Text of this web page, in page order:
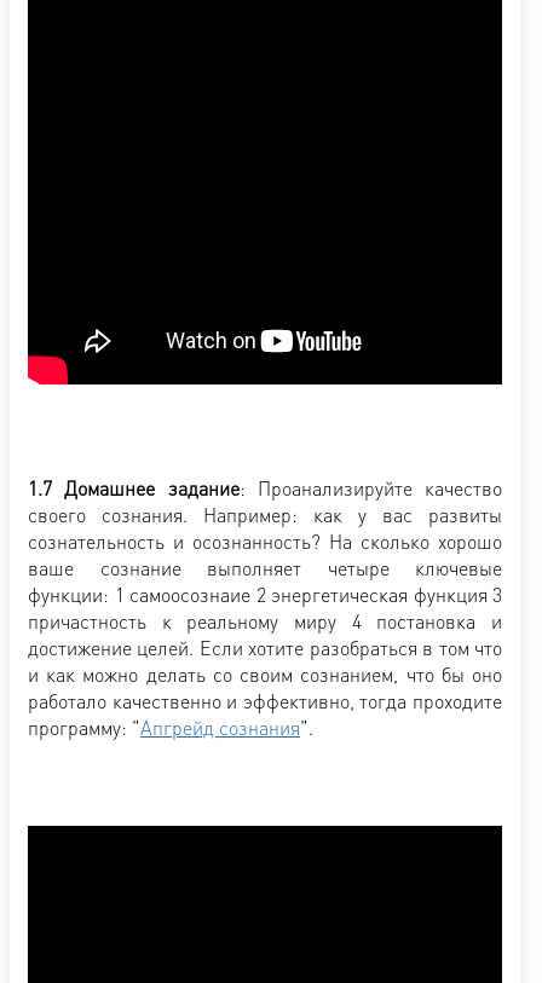
1.7 Домашнее задание: Проанализируйте качество
своего сознания. Например: как у вас развиты
сознательность и осознанность? На сколько хорошо
ваше сознание выполняет четыре ключевые
функции: 1 самоосознаие 2 энергетическая функция 3
причастность к реальному миру 4 постановка и
достижение целей. Если хотите разобраться в том что
и как можно делать со своим сознанием, что бы оно
работало качественно и эффективно, тогда проходите
программу: "Апгрейд сознания".